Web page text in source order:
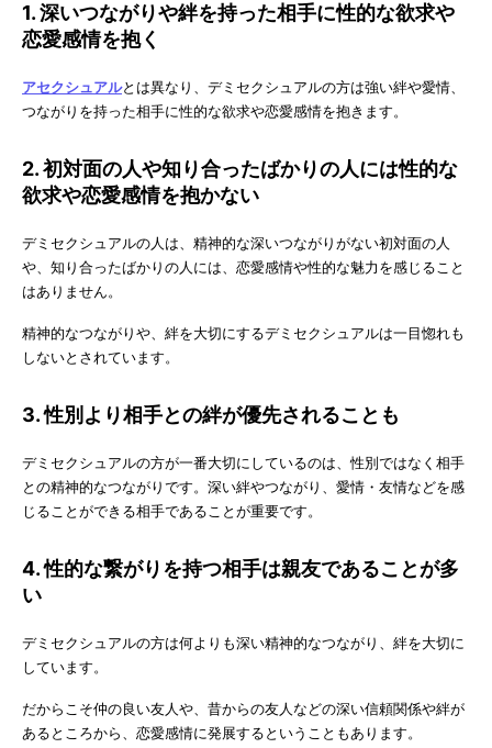
1. 深いつながりや絆を持った相手に性的な欲求や
恋愛感情を抱く
アセクシュアルとは異なり、デミセクシュアルの方は強い絆や愛情、
つながりを持った相手に性的な欲求や恋愛感情を抱きます。
2. 初対面の人や知り合ったばかりの人には性的な
欲求や恋愛感情を抱かない
デミセクシュアルの人は、精神的な深いつながりがない初対面の人
や、知り合ったばかりの人には、恋愛感情や性的な魅力を感じること
はありません。
精神的なつながりや、絆を大切にするデミセクシュアルは一目惚れも
しないとされています。
3. 性別より相手との絆が優先されることも
デミセクシュアルの方が一番大切にしているのは、性別ではなく相手
との精神的なつながりです。深い絆やつながり、愛情・友情などを感
じることができる相手であることが重要です。
4. 性的な繋がりを持つ相手は親友であることが多
い
デミセクシュアルの方は何よりも深い精神的なつながり、絆を大切に
しています。
だからこそ仲の良い友人や、昔からの友人などの深い信頼関係や絆が
あるところから、恋愛感情に発展するということもあります。